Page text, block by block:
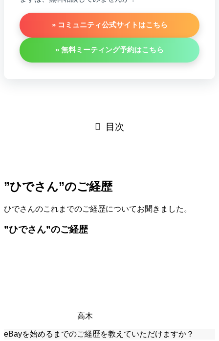
» コミュニティ公式サイトはこちら
» 無料ミーティング予約はこちら
目次
”ひでさん”のご経歴
ひでさんのこれまでのご経歴についてお聞きました。
”ひでさん”のご経歴
高木
eBayを始めるまでのご経歴を教えていただけますか？